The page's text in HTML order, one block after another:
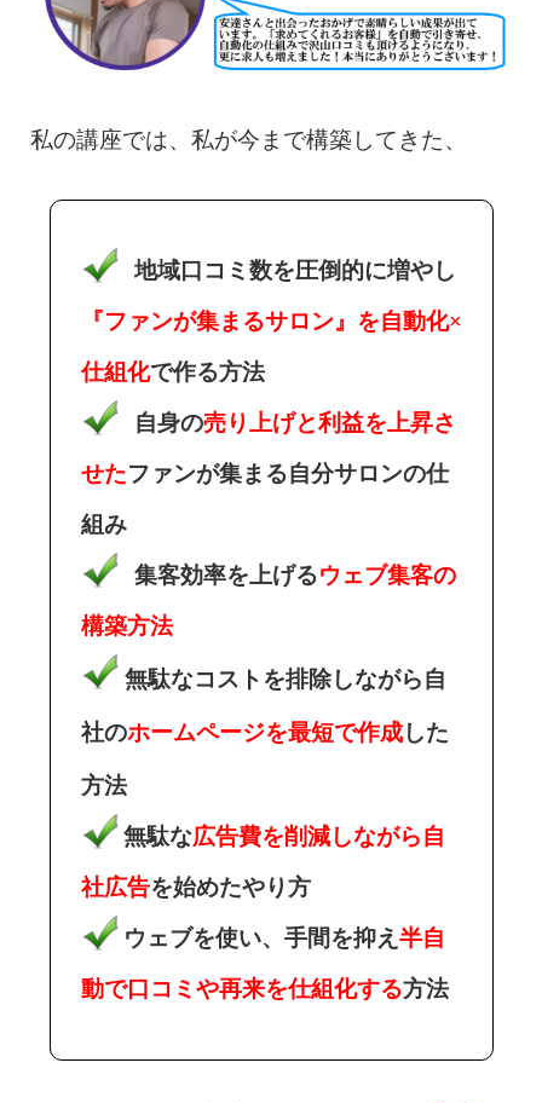
私の講座では、私が今まで構築してきた、
地域口コミ数を圧倒的に増やし
『ファンが集まるサロン』を自動化×
仕組化で作る方法
自身の売り上げと利益を上昇さ
せたファンが集まる自分サロンの仕
組み
集客効率を上げるウェブ集客の
構築方法
無駄なコストを排除しながら自
社のホームページを最短で作成した
方法
無駄な広告費を削減しながら自
社広告を始めたやり方
ウェブを使い、手間を抑え 半自
動で口コミや再来を仕組化する方法